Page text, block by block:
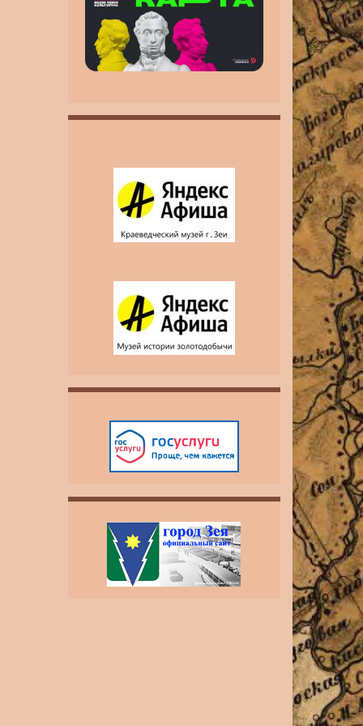
инвалидность MAX
MAX